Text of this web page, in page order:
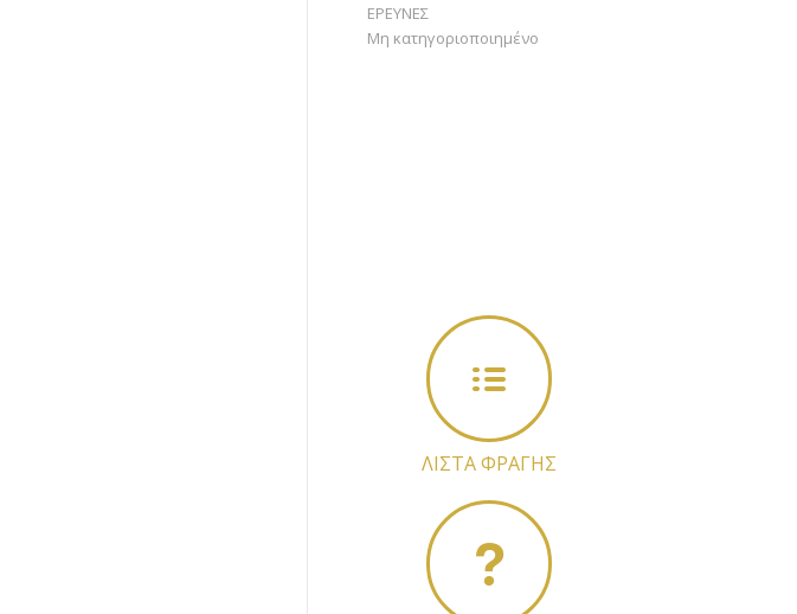
ΕΡΕΥΝΕΣ
Μη κατηγοριοποιημένο
ΛΙΣΤΑ ΦΡΑΓΗΣ